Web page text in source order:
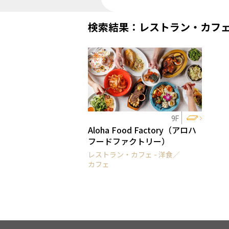
検索結果：レストラン・カフ
9F
Aloha Food Factory（アロハ
フードファクトリー）
レストラン・カフェ - 洋食／
カフェ